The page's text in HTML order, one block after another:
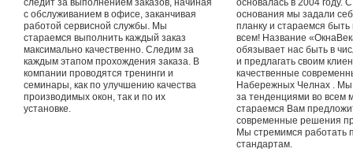
следит за выполнением заказов, начиная
с обслуживанием в офисе, заканчивая
работой сервисной службы. Мы
стараемся выполнить каждый заказ
максимально качественно. Следим за
каждым этапом прохождения заказа. В
компании проводятся тренинги и
семинары, как по улучшению качества
производимых окон, так и по их
установке.
основалась в 2004 году.
основания мы задали
планку и стараемся быть
всем! Название
обязывает нас быть в
и предлагать своим
качественные
Набережных Челнах . Мы
за тенденциями во всем
стараемся Вам
современные решения
Мы стремимся работать
стандартам.